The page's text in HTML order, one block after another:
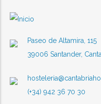
Paseo de Altamira, 115
39006 Santander,
(+34) 942 36 70 30